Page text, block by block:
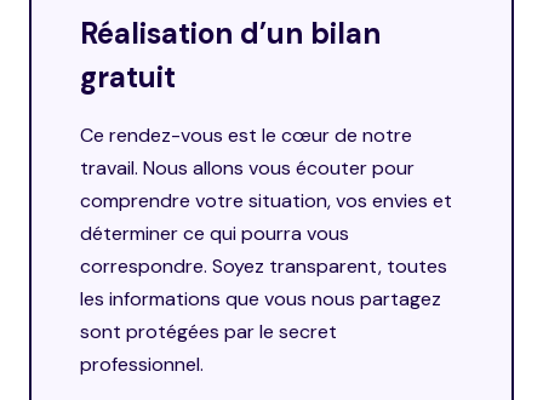
Réalisation d’un bilan
gratuit
Ce rendez-vous est le cœur de notre
travail. Nous allons vous écouter pour
comprendre votre situation, vos envies et
déterminer ce qui pourra vous
correspondre. Soyez transparent, toutes
les informations que vous nous partagez
sont protégées par le secret
professionnel.